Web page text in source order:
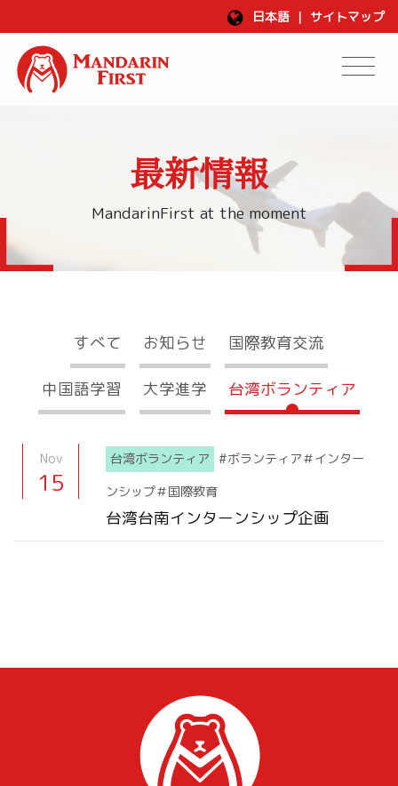
日本語 | サイトマップ
最新情報
MandarinFirst at the moment
すべて お知らせ 国際教育交流
中国語学習 大学進学 台湾ボランティア
Nov
15
台湾ボランティア #ボランティア＃インター
ンシップ＃国際教育
台湾台南インターンシップ企画